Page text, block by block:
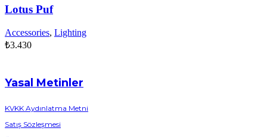
Lotus Puf
Accessories, Lighting
₺3.430
Yasal Metinler
KVKK Aydınlatma Metni
Satış Sözleşmesi